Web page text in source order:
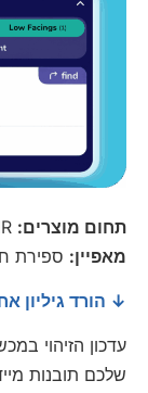
תחום מוצרים:
מאפיין: ספירת
↓ הורד גיליון
שלכם תובנות